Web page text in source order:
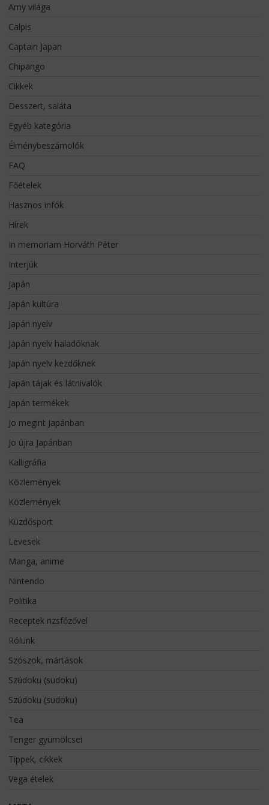
Amy világa
Calpis
Captain Japan
Chipango
Cikkek
Desszert, saláta
Egyéb kategória
Élménybeszámolók
FAQ
Főételek
Hasznos infók
Hírek
In memoriam Horváth Péter
Interjúk
Japán
Japán kultúra
Japán nyelv
Japán nyelv haladóknak
Japán nyelv kezdőknek
Japán tájak és látnivalók
Japán termékek
Jo megint Japánban
Jo újra Japánban
Kalligráfia
Közlemények
Közlemények
Küzdősport
Levesek
Manga, anime
Nintendo
Politika
Receptek rizsfőzővel
Rólunk
Szószok, mártások
Szúdoku (sudoku)
Szúdoku (sudoku)
Tea
Tenger gyümölcsei
Tippek, cikkek
Vega ételek